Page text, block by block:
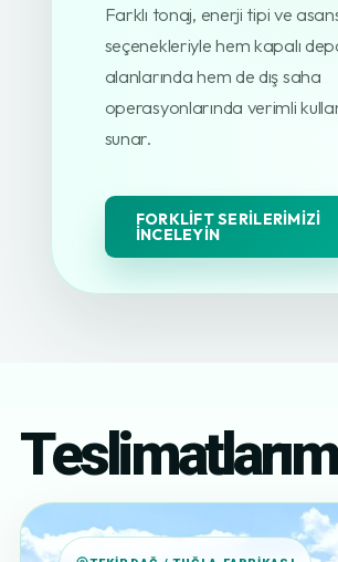
Farklı tonaj, enerji tipi ve
seçenekleriyle hem kapalı
alanlarında hem de dış saha
operasyonlarında verimli
sunar.
FORKLIFT SERILERIMIZI
İNCELEYIN